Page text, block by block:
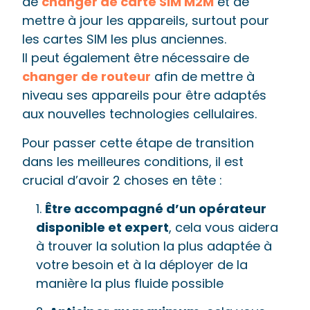
mettre à jour les appareils, surtout pour
les cartes SIM les plus anciennes.
Il peut également être nécessaire de
changer de routeur afin de mettre à
niveau ses appareils pour être adaptés
aux nouvelles technologies cellulaires.
Pour passer cette étape de transition
dans les meilleures conditions, il est
crucial d’avoir 2 choses en tête :
1. Être accompagné d’un opérateur
disponible et expert, cela vous aidera
à trouver la solution la plus adaptée à
votre besoin et à la déployer de la
manière la plus fluide possible